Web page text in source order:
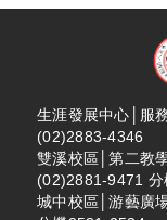
生涯發展中心│服
(02)2883-4346
雙溪校區│第二教
(02)2881-9471
城中校區│游藝廣